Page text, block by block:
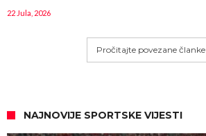
22 Jula, 2026
Pročitajte povezane članke
NAJNOVIJE SPORTSKE VIJESTI